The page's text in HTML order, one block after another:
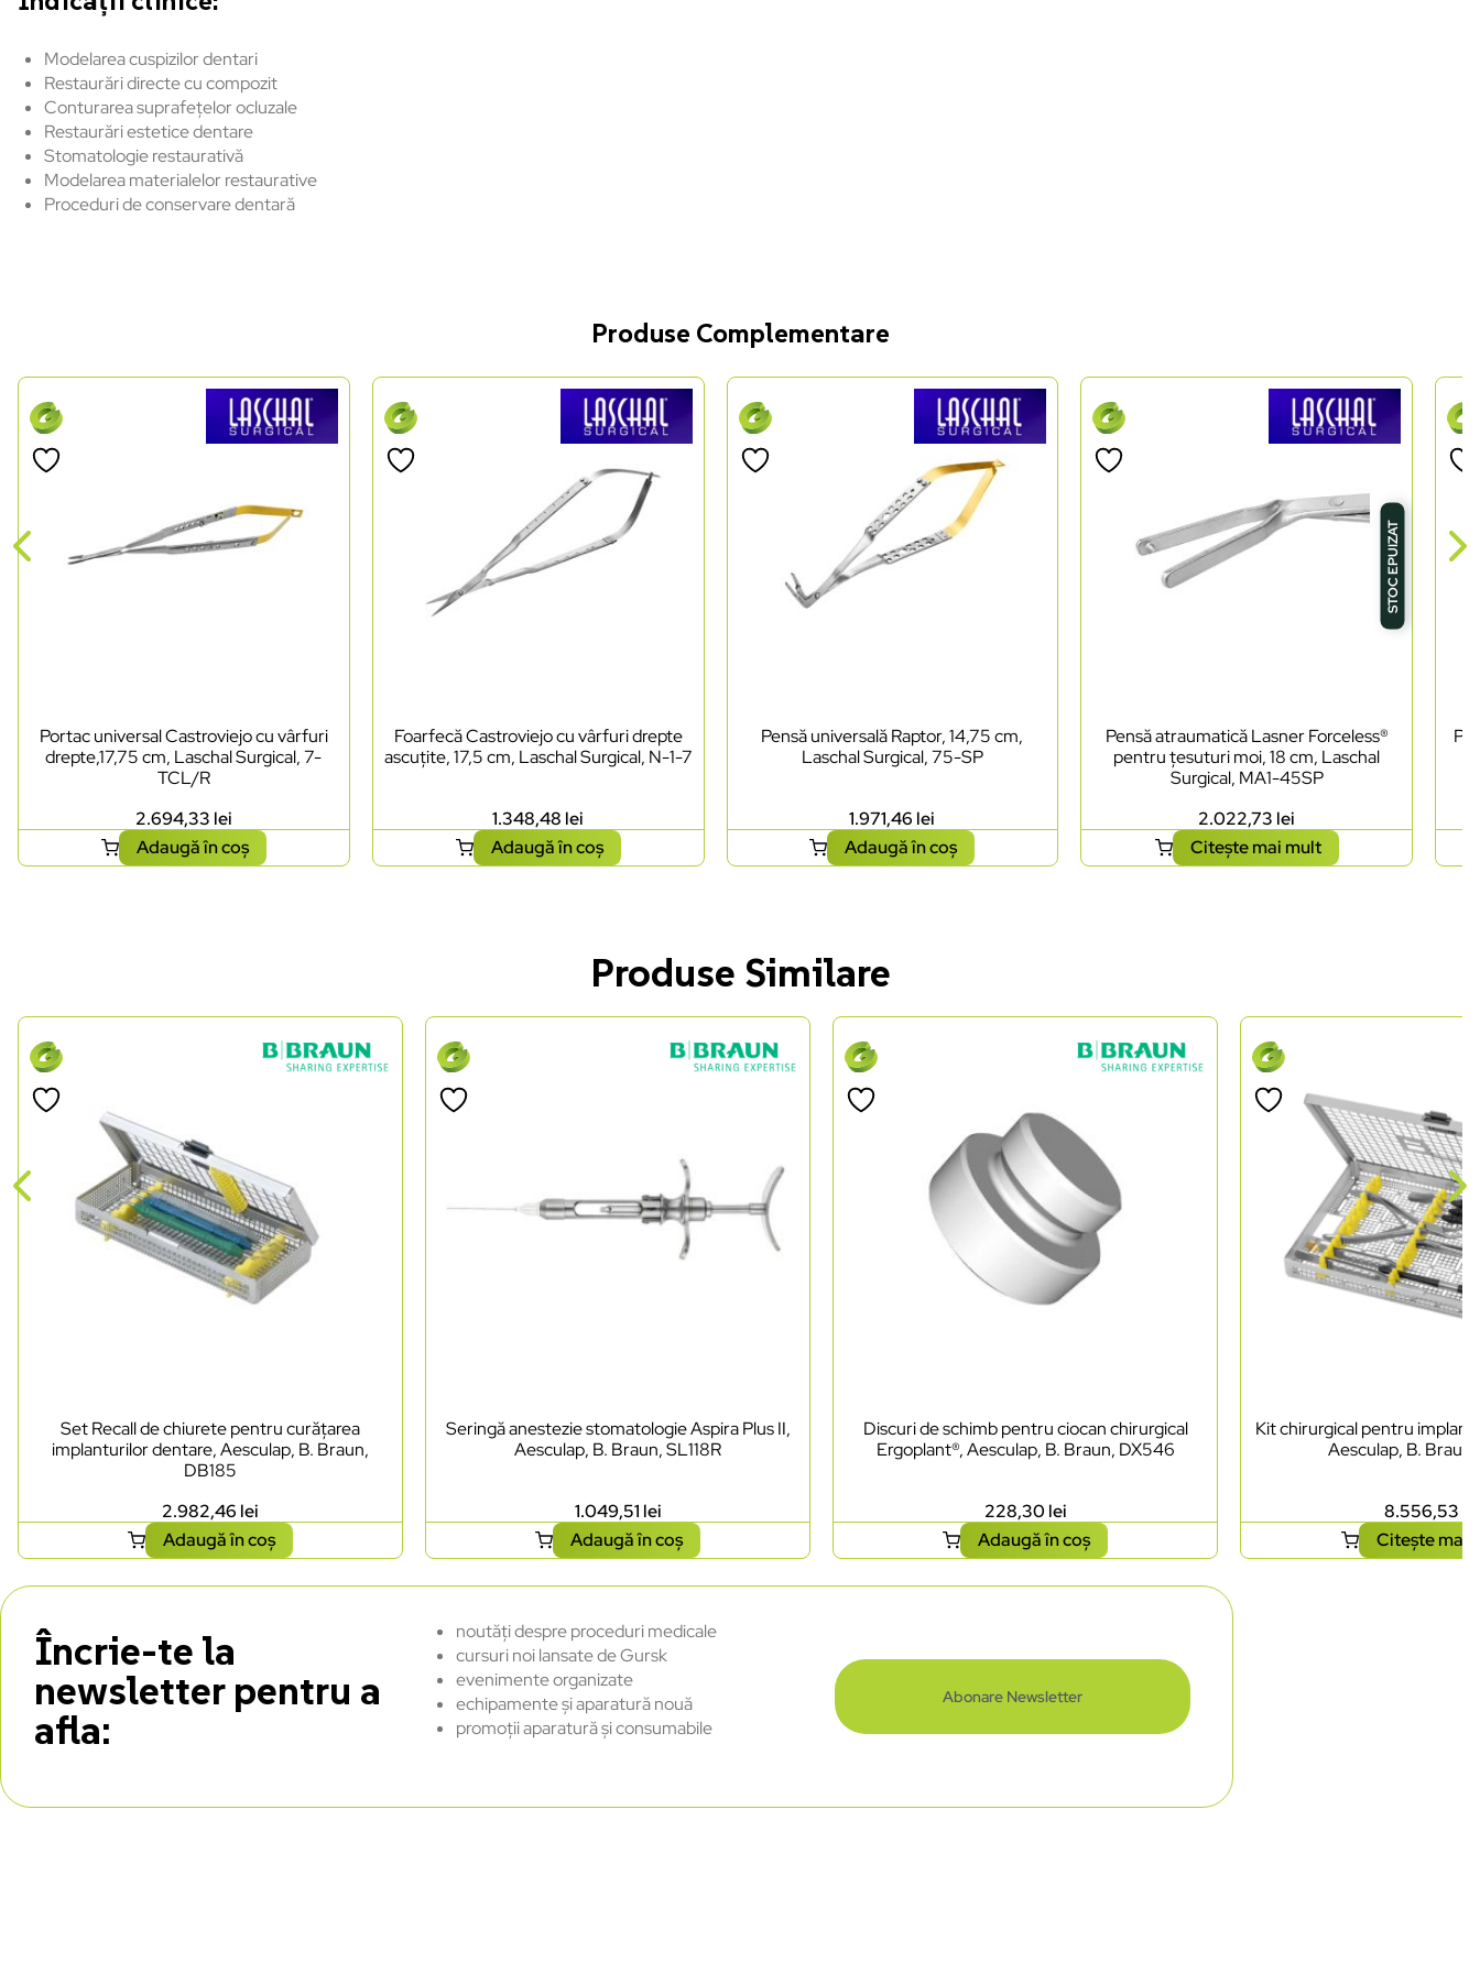
Modelarea cuspizilor dentari
Restaurări directe cu compozit
Conturarea suprafețelor ocluzale
Restaurări estetice dentare
Stomatologie restaurativă
Modelarea materialelor restaurative
Proceduri de conservare dentară
Produse Complementare
Portac universal Castroviejo cu vârfuri
drepte,17,75 cm, Laschal Surgical, 7-
TCL/R
2.694,33 lei
Adaugă în coș
Foarfecă Castroviejo cu vârfuri drepte
ascuțite, 17,5 cm, Laschal Surgical, N-1-7
1.348,48 lei
Adaugă în coș
Pensă universală Raptor, 14,75 cm,
Laschal Surgical, 75-SP
1.971,46 lei
Adaugă în coș
STOC EPUIZAT
Pensă atraumatică Lasner Forceless®
pentru țesuturi moi, 18 cm, Laschal
Surgical, MA1-45SP
2.022,73 lei
Citește mai mult
Produse Similare
Set Recall de chiurete pentru curățarea
implanturilor dentare, Aesculap, B. Braun,
DB185
2.982,46 lei
Adaugă în coș
Seringă anestezie stomatologie Aspira Plus II,
Aesculap, B. Braun, SL118R
1.049,51 lei
Adaugă în coș
Discuri de schimb pentru ciocan chirurgical
Ergoplant®, Aesculap, B. Braun, DX546
228,30 lei
Adaugă în coș
Kit chirurgical pentru
Aesculap, B.
8.556,53
Citește mai
Încrie-te la
newsletter pentru a
afla:
noutăți despre proceduri medicale
cursuri noi lansate de Gursk
evenimente organizate
echipamente și aparatură nouă
promoții aparatură și consumabile
Abonare Newsletter